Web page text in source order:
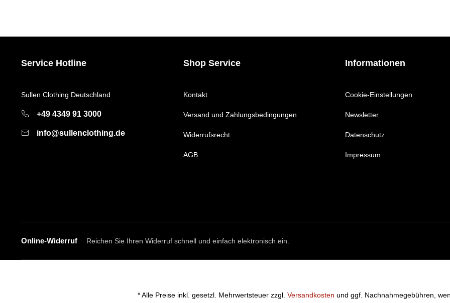
Service Hotline
Sullen Clothing Deutschland
+49 4349 91 3000
info@sullenclothing.de
Shop Service
Kontakt
Versand und Zahlungsbedingungen
Widerrufsrecht
AGB
Informationen
Cookie-Einstellungen
Newsletter
Datenschutz
Impressum
Online-Widerruf Reichen Sie Ihren Widerruf schnell und einfach elektronisch ein.
* Alle Preise inkl. gesetzl. Mehrwertsteuer zzgl. Versandkosten und ggf. Nachnahmegebühren,